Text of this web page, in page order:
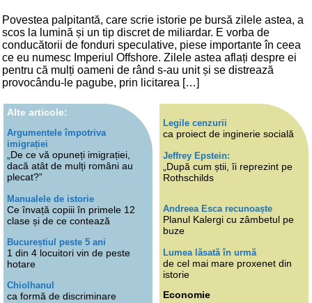
Povestea palpitantă, care scrie istorie pe bursă zilele astea, a
scos la lumină și un tip discret de miliardar. E vorba de
conducătorii de fonduri speculative, piese importante în ceea
ce eu numesc Imperiul Offshore. Zilele astea aflați despre ei
pentru că mulți oameni de rând s-au unit și se distrează
provocându-le pagube, prin licitarea […]
Alte articole:
Argumentele împotriva
imigrației
„De ce vă opuneți imigrației,
dacă atât de mulți români au
plecat?”
Manualele de istorie
Ce învață copiii în primele 12
clase și de ce contează
Bucureștiul peste 5 ani
1 din 4 locuitori vin de peste
hotare
Chiolhanul
ca formă de discriminare
Legile cenzurii
ca proiect de inginerie socială
Jeffrey Epstein:
„După cum știi, îi reprezint pe
Rothschilds
Andreea Esca recunoaște
Planul Kalergi cu zâmbetul pe
buze
Lumea lăsată în urmă
de cel mai mare proxenet din
istorie
Economie